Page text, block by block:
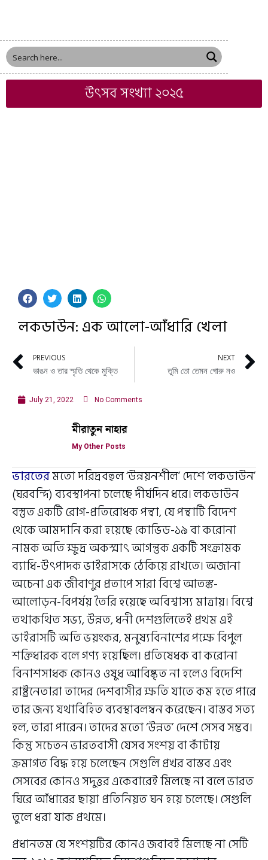
উৎসব সংখ্যা ২০২৫
লকডাউন: এক আলো-আঁধারি খেলা
PREVIOUS
ভাঙন ও তার স্মৃতি থেকে মুক্তি
NEXT
তুমি তো তেমন গোরু নও
July 21, 2022 No Comments
মীরাতুন নাহার
My Other Posts
ভারতেরমতো দরিদ্রবহুল ‘উন্নয়নশীল’ দেশে ‘লকডাউন’
(ঘরবন্দি) ব্যবস্থাপনা চলেছে দীর্ঘদিন ধরে। লকডাউন
বস্তুত একটি রোগ-প্রতিরোধক পন্থা, যে পন্থাটি বিদেশ
থেকে আমদানি করা হয়েছে কোভিড-১৯ বা করোনা
নামক অতি ক্ষুদ্র অকস্মাৎ আগন্তুক একটি সংক্রামক
ব্যাধি-উৎপাদক ভাইরাসকে ঠেকিয়ে রাখতে। অজানা
অচেনা এক জীবাণুর প্রতাপে সারা বিশ্বে আতঙ্ক-
আলোড়ন-বিপর্যয় তৈরি হয়েছে অবিশ্বাস্য মাত্রায়। বিশ্বে
তথাকথিত সভ্য, উন্নত, ধনী দেশগুলিতেই প্রথম এই
ভাইরাসটি অতি ভয়ংকর, মনুষ্যবিনাশের পক্ষে বিপুল
শক্তিধারক বলে গণ্য হয়েছিল। প্রতিষেধক বা করোনা
বিনাশসাধক কোনও ওষুধ আবিষ্কৃত না হলেও বিদেশি
রাষ্ট্রনেতারা তাদের দেশবাসীর ক্ষতি যাতে কম হতে পারে
তার জন্য যথাবিহিত ব্যবস্থাবলম্বন করেছেন। বাস্তব সত্য
হল, তারা পারেন। তাদের মতো ‘উন্নত’ দেশে সেসব সম্ভব।
কিন্তু সচেতন ভারতবাসী যেসব সংশয় বা কাঁটায়
ক্রমাগত বিদ্ধ হয়ে চলেছেন সেগুলি প্রখর বাস্তব এবং
সেসবের কোনও সদুত্তর একেবারেই মিলছে না বলে ভারত
ঘিরে আঁধারের ছায়া প্রতিনিয়ত ঘন হয়ে চলেছে। সেগুলি
তুলে ধরা যাক প্রথমে।
প্রধানতম যে সংশয়টির কোনও জবাবই মিলছে না সেটি